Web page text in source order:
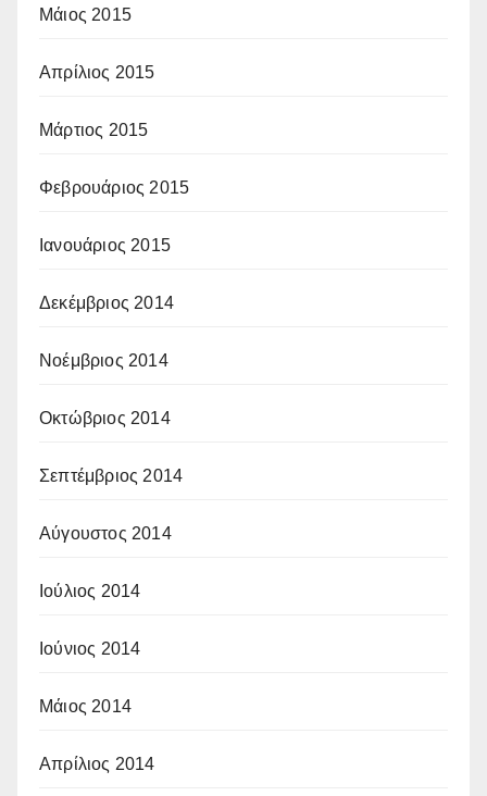
Μάιος 2015
Απρίλιος 2015
Μάρτιος 2015
Φεβρουάριος 2015
Ιανουάριος 2015
Δεκέμβριος 2014
Νοέμβριος 2014
Οκτώβριος 2014
Σεπτέμβριος 2014
Αύγουστος 2014
Ιούλιος 2014
Ιούνιος 2014
Μάιος 2014
Απρίλιος 2014